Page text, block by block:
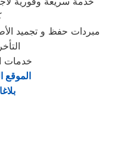
خدمات
الموقع